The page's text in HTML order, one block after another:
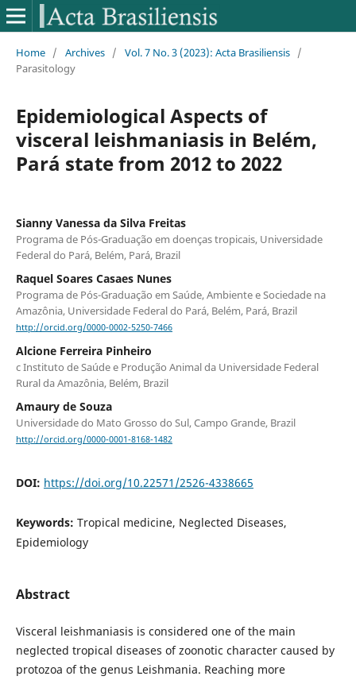
Home / Archives / Vol. 7 No. 3 (2023): Acta Brasiliensis /
Parasitology
Epidemiological Aspects of
visceral leishmaniasis in Belém,
Pará state from 2012 to 2022
Sianny Vanessa da Silva Freitas
Programa de Pós-Graduação em doenças tropicais, Universidade
Federal do Pará, Belém, Pará, Brazil
Raquel Soares Casaes Nunes
Programa de Pós-Graduação em Saúde, Ambiente e Sociedade na
Amazônia, Universidade Federal do Pará, Belém, Pará, Brazil
http://orcid.org/0000-0002-5250-7466
Alcione Ferreira Pinheiro
c Instituto de Saúde e Produção Animal da Universidade Federal
Rural da Amazônia, Belém, Brazil
Amaury de Souza
Universidade do Mato Grosso do Sul, Campo Grande, Brazil
http://orcid.org/0000-0001-8168-1482
DOI: https://doi.org/10.22571/2526-4338665
Keywords: Tropical medicine, Neglected Diseases,
Epidemiology
Abstract
Visceral leishmaniasis is considered one of the main
neglected tropical diseases of zoonotic character caused by
protozoa of the genus Leishmania. Reaching more